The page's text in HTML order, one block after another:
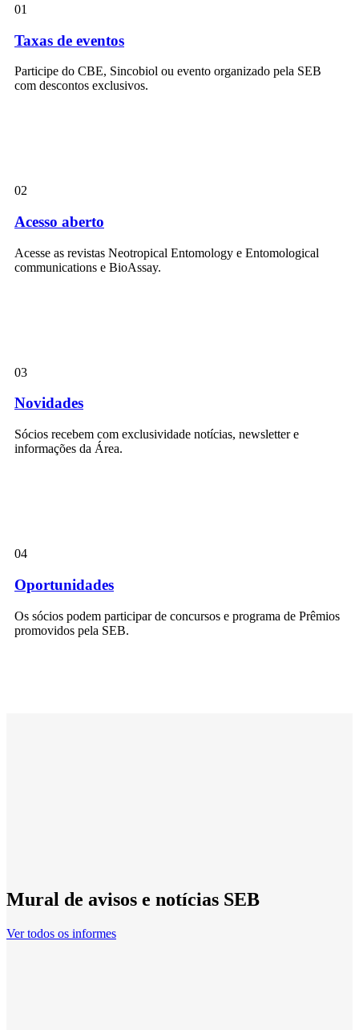
01
Taxas de eventos
Participe do CBE, Sincobiol ou evento organizado pela SEB
com descontos exclusivos.
02
Acesso aberto
Acesse as revistas Neotropical Entomology e Entomological
communications e BioAssay.
03
Novidades
Sócios recebem com exclusividade notícias, newsletter e
informações da Área.
04
Oportunidades
Os sócios podem participar de concursos e programa de Prêmios
promovidos pela SEB.
Mural de avisos e notícias SEB
Ver todos os informes